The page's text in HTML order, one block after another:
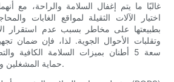
غالبًا ما يتم إغفال السلامة والراحة، مع
اختيار الآلات الثقيلة لمواقع الغابات
بطبيعتها على مخاطر بسبب عدم استقرار
وتقلبات الأحوال الجوية. لذا، فإن ضمان
سعة 5 أطنان بميزات السلامة الكافية
حماية المشغلين ويعزز الإنتاجية المستدامة.